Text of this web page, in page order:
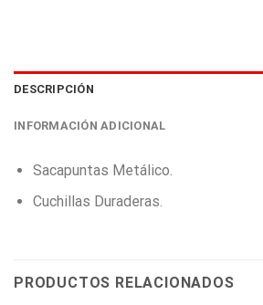
DESCRIPCIÓN
INFORMACIÓN ADICIONAL
Sacapuntas Metálico.
Cuchillas Duraderas.
PRODUCTOS RELACIONADOS